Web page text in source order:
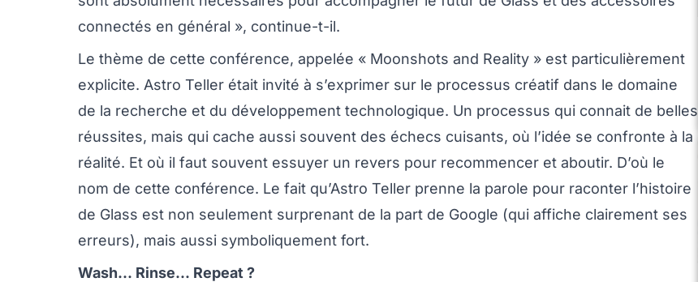
connectés en général », continue-t-il.
Le thème de cette conférence, appelée « Moonshots and Reality » est particulièrement
explicite. Astro Teller était invité à s’exprimer sur le processus créatif dans le domaine
de la recherche et du développement technologique. Un processus qui connait de belles
réussites, mais qui cache aussi souvent des échecs cuisants, où l’idée se confronte à la
réalité. Et où il faut souvent essuyer un revers pour recommencer et aboutir. D’où le
nom de cette conférence. Le fait qu’Astro Teller prenne la parole pour raconter l’histoire
de Glass est non seulement surprenant de la part de Google (qui affiche clairement ses
erreurs), mais aussi symboliquement fort.
Wash... Rinse... Repeat ?